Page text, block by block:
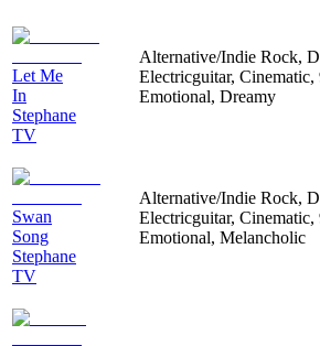
Let Me
In
Stephane
TV
Alternative/Indie Rock,
Electricguitar, Cinematic,
Emotional, Dreamy
Swan
Song
Stephane
TV
Alternative/Indie Rock,
Electricguitar, Cinematic,
Emotional, Melancholic